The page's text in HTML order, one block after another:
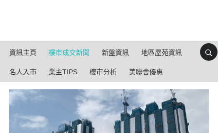
資訊主頁 樓市成交新聞 新盤資訊 地區屋苑資訊
名人入市 業主TIPS 樓市分析 美聯會優惠